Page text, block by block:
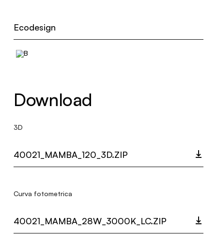
Ecodesign
Download
3D
40021_MAMBA_120_3D.ZIP
Curva fotometrica
40021_MAMBA_28W_3000K_LC.ZIP